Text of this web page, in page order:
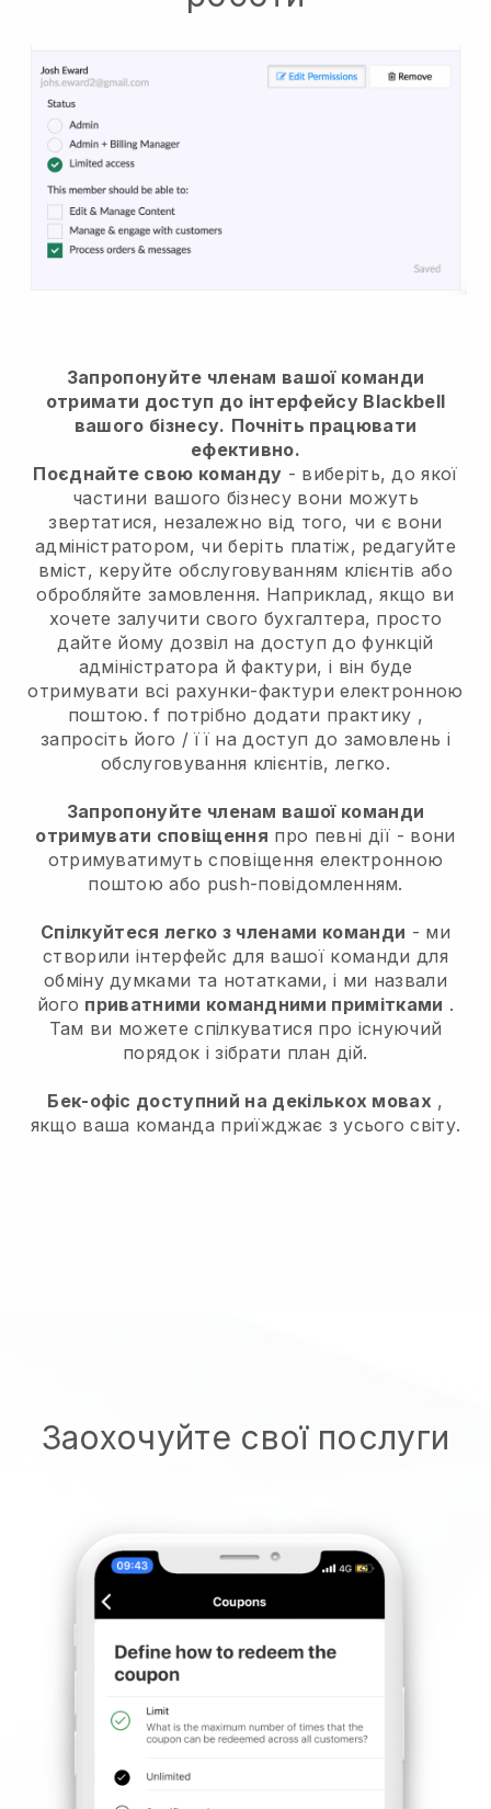
Запропонуйте членам вашої команди
отримати доступ до інтерфейсу Blackbell
вашого бізнесу. Почніть працювати
ефективно.
Поєднайте свою команду - виберіть, до якої
частини вашого бізнесу вони можуть
звертатися, незалежно від того, чи є вони
адміністратором, чи беріть платіж, редагуйте
вміст, керуйте обслуговуванням клієнтів або
обробляйте замовлення. Наприклад, якщо ви
хочете залучити свого бухгалтера, просто
дайте йому дозвіл на доступ до функцій
адміністратора й фактури, і він буде
отримувати всі рахунки-фактури електронною
поштою.f потрібно додати практику ,
запросіть його / її на доступ до замовлень і
обслуговування клієнтів, легко.
Запропонуйте членам вашої команди
отримувати сповіщення про певні дії - вони
отримуватимуть сповіщення електронною
поштою або push-повідомленням.
Спілкуйтеся легко з членами команди - ми
створили інтерфейс для вашої команди для
обміну думками та нотатками, і ми назвали
його приватними командними примітками .
Там ви можете спілкуватися про існуючий
порядок і зібрати план дій.
Бек-офіс доступний на декількох мовах ,
якщо ваша команда приїжджає з усього світу.
Заохочуйте свої послуги